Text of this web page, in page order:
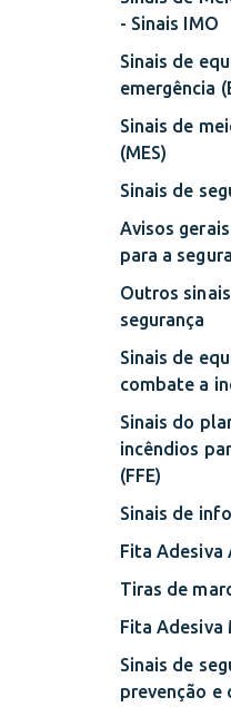
- Sinais IMO
Sinais de
emergência
Sinais de
(MES)
Sinais de
Avisos
para a
Outros
segurança
Sinais de
combate a
Sinais do
incêndios
(FFE)
Sinais de
Fita Adesiva
Tiras de
Fita Adesiva
Sinais de
prevenção